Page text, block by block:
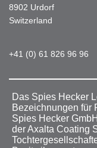
8902 Urdorf
Switzerland
+41 (0) 61 826 96 96
Das Spies Hecker
Bezeichnungen für
Spies Hecker
der Axalta Coating